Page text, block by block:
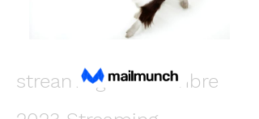
December 11, 2023
Taranto-Monopoli
streaming 11 dicembre